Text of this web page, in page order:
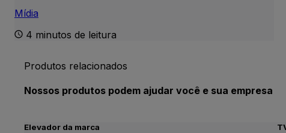
Mídia
4 minutos de leitura
Produtos relacionados
Nossos produtos podem ajudar você e sua empresa
Elevador da marca